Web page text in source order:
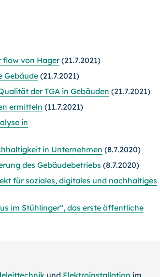
flow von Hager(21.7.2021)
Gebäude (21.7.2021)
der TGA in Gebäuden (21.7.2021)
ermitteln (11.7.2021)
in
in Unternehmen (8.7.2020)
des Gebäudebetriebs (8.7.2020)
für soziales, digitales und nachhaltiges
im Stühlinger“, das erste öffentliche
und Elektroinstallation im